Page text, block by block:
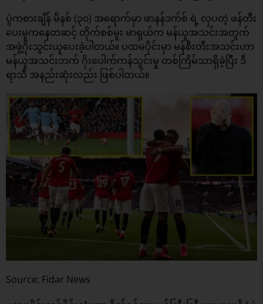
ပွဲကစားချိန် မိနစ် (၃၀) အရောက်မှာ ဖာနန်ဒက်စ် ရဲ့ လှပတဲ့ ဖန်တီး
ပေးမူကနေတဆင့် တိုက်စစ်မူး မာရှယ်က မန်ယူအသင်းအတွက်
အဖွဲ့ဂိုးသွင်းယူပေးခဲ့ပါတယ်။ ပထမပိုင်းမှာ မန်စီးတီးအသင်းဟာ
မန်ယူအသင်းဘက် ဂိုးပေါက်ကန်သွင်းမှု တစ်ကြိမ်သာရှိခဲ့ပြီး ဒီ
ရာသီ အနည်းဆုံးလည်း ဖြစ်ပါတယ်။
Source: Fidar News